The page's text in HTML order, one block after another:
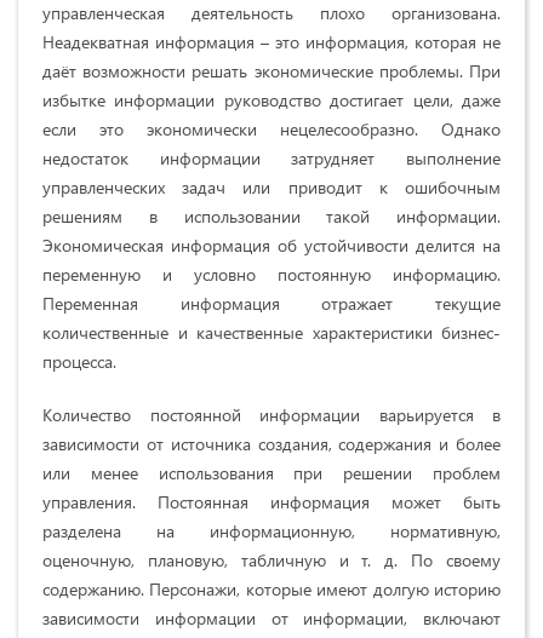
управленческая деятельность плохо организована.
Неадекватная информация – это информация, которая не
даёт возможности решать экономические проблемы. При
избытке информации руководство достигает цели, даже
если это экономически нецелесообразно. Однако
недостаток информации затрудняет выполнение
управленческих задач или приводит к ошибочным
решениям в использовании такой информации.
Экономическая информация об устойчивости делится на
переменную и условно постоянную информацию.
Переменная информация отражает текущие
количественные и качественные характеристики бизнес-
процесса.
Количество постоянной информации варьируется в
зависимости от источника создания, содержания и более
или менее использования при решении проблем
управления. Постоянная информация может быть
разделена на информационную, нормативную,
оценочную, плановую, табличную и т. д. По своему
содержанию. Персонажи, которые имеют долгую историю
зависимости информации от информации, включают